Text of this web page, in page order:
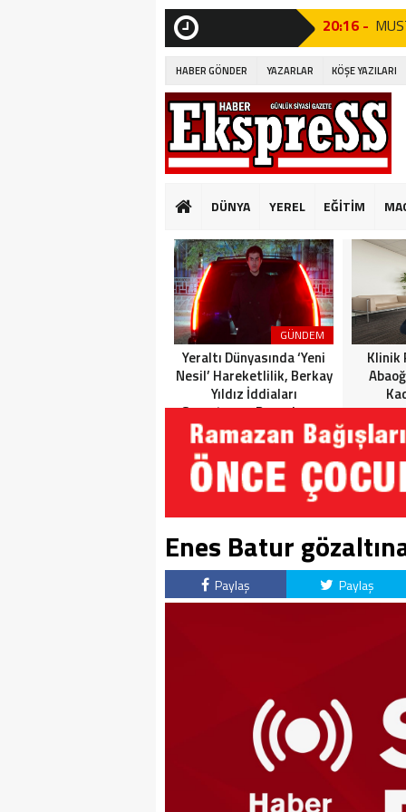
10:14 -
Edildi!”
19:53 -
19:51 -
19:49 -
GÜNKÜ GİBİ
10:14 -
Edildi!”
19:53 -
19:51 -
HABER GÖNDER YAZARLAR KÖŞE YAZILARI
DÜNYA YEREL EĞİTİM
GÜNDEM
Yeraltı Dünyasında ‘Yeni
Nesil’ Hareketlilik, Berkay
Yıldız İddiaları
Soruşturma Dosyalarına
Yansıdı!
Klinik
Enes Batur
Paylaş Paylaş